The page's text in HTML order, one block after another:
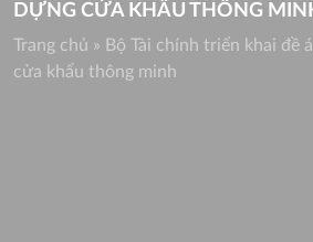
DỰNG CỬA KHẨU THÔNG
Trang chủ » Bộ Tài chính triển khai đề
cửa khẩu thông minh